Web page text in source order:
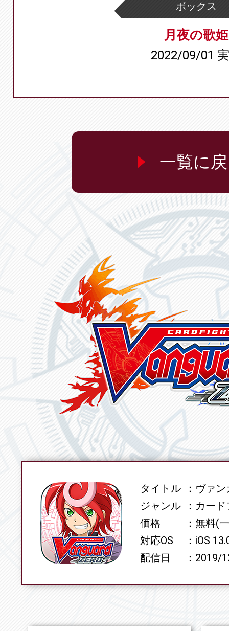
ボックス
月夜の歌姫
2022/09/01
一覧に
SPECタイトル
ヴァン
ジャンル
カード
価格
無料(
対応OS
iOS
配信日
2019/